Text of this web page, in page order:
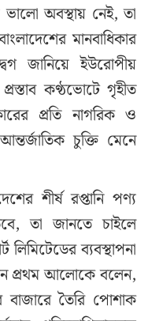
ভালো অবস্থায় নেই, তা
মানবাধিকার
জানিয়ে ইউরোপীয়
কণ্ঠভোটে গৃহীত
প্রতি নাগরিক ও
চুক্তি মেনে
শীর্ষ রপ্তানি পণ্য
তা জানতে চাইলে
লিমিটেডের ব্যবস্থাপনা
প্রথম আলোকে বলেন,
বাজারে তৈরি পোশাক